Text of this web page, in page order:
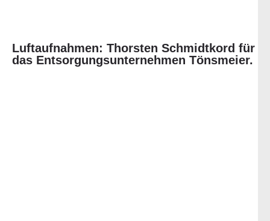
Luftaufnahmen: Thorsten Schmidtkord für
das Entsorgungsunternehmen Tönsmeier.